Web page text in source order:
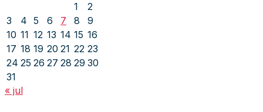
1
2
3
4 5 6 7 8
9
10 11 12 13 14 15 16
17 18 19 20 21 22 23
24 25 26 27 28 29 30
31
« jul